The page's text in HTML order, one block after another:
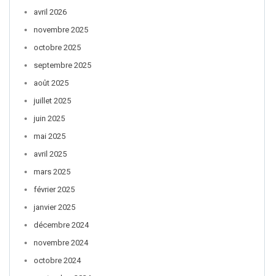
avril 2026
novembre 2025
octobre 2025
septembre 2025
août 2025
juillet 2025
juin 2025
mai 2025
avril 2025
mars 2025
février 2025
janvier 2025
décembre 2024
novembre 2024
octobre 2024